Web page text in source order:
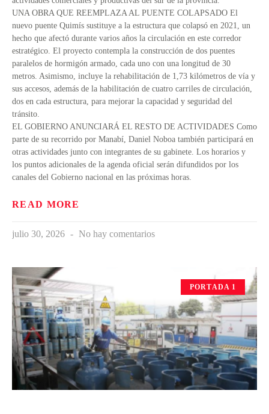
UNA OBRA QUE REEMPLAZA AL PUENTE COLAPSADO El
nuevo puente Quimís sustituye a la estructura que colapsó en 2021, un
hecho que afectó durante varios años la circulación en este corredor
estratégico. El proyecto contempla la construcción de dos puentes
paralelos de hormigón armado, cada uno con una longitud de 30
metros. Asimismo, incluye la rehabilitación de 1,73 kilómetros de vía y
sus accesos, además de la habilitación de cuatro carriles de circulación,
dos en cada estructura, para mejorar la capacidad y seguridad del
tránsito.
EL GOBIERNO ANUNCIARÁ EL RESTO DE ACTIVIDADES Como
parte de su recorrido por Manabí, Daniel Noboa también participará en
otras actividades junto con integrantes de su gabinete. Los horarios y
los puntos adicionales de la agenda oficial serán difundidos por los
canales del Gobierno nacional en las próximas horas.
READ MORE
julio 30, 2026 No hay comentarios
PORTADA 1